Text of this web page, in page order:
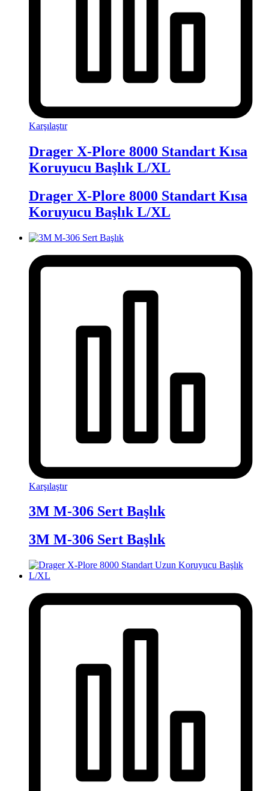
Karşılaştır
Drager X-Plore 8000 Standart Kısa
Koruyucu Başlık L/XL
Drager X-Plore 8000 Standart Kısa
Koruyucu Başlık L/XL
Karşılaştır
3M M-306 Sert Başlık
3M M-306 Sert Başlık